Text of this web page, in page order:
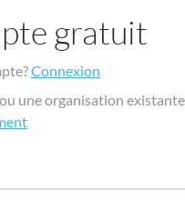
gratuit
Connexion
une organisation existante